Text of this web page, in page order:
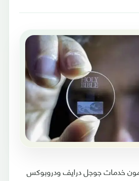
خدمات جوجل درايف ودروبوكس